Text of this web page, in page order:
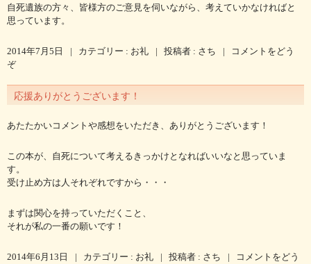
自死遺族の方々、皆様方のご意見を伺いながら、考えていかなければと
思っています。
2014年7月5日 | カテゴリー : お礼 | 投稿者 : さち |
コメントをどう
ぞ
応援ありがとうございます！
あたたかいコメントや感想をいただき、ありがとうございます！
この本が、自死について考えるきっかけとなればいいなと思っていま
す。
受け止め方は人それぞれですから・・・
まずは関心を持っていただくこと、
それが私の一番の願いです！
2014年6月13日 | カテゴリー : お礼 | 投稿者 : さち |
コメントをどう